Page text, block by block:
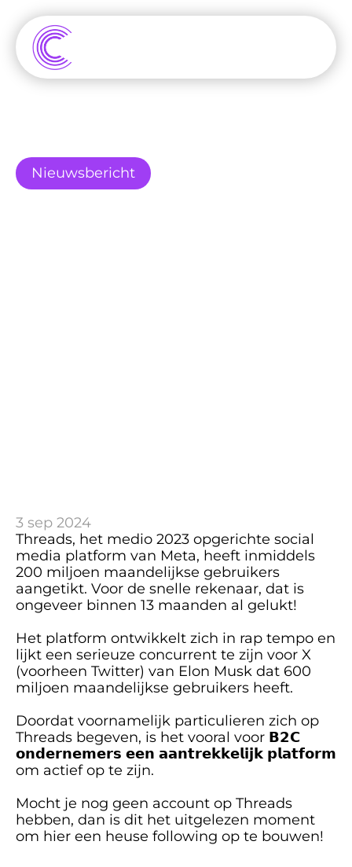
Nieuwsbericht
3 sep 2024
Threads, het medio 2023 opgerichte social
media platform van Meta, heeft inmiddels
200 miljoen maandelijkse gebruikers
aangetikt. Voor de snelle rekenaar, dat is
ongeveer binnen 13 maanden al gelukt!
Het platform ontwikkelt zich in rap tempo en
lijkt een serieuze concurrent te zijn voor X
(voorheen Twitter) van Elon Musk dat 600
miljoen maandelijkse gebruikers heeft.
Doordat voornamelijk particulieren zich op
Threads begeven, is het vooral voor 𝗕𝟮𝗖
𝗼𝗻𝗱𝗲𝗿𝗻𝗲𝗺𝗲𝗿𝘀 𝗲𝗲𝗻 𝗮𝗮𝗻𝘁𝗿𝗲𝗸𝗸𝗲𝗹𝗶𝗷𝗸 𝗽𝗹𝗮𝘁𝗳𝗼𝗿𝗺
om actief op te zijn.
Mocht je nog geen account op Threads
hebben, dan is dit het uitgelezen moment
om hier een heuse following op te bouwen!